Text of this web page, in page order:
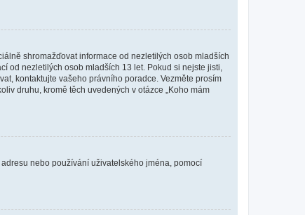
shromažďovat informace od nezletilých osob mladších
od nezletilých osob mladších 13 let. Pokud si nejste jisti,
kontaktujte vašeho právního poradce. Vezměte prosím
druhu, kromě těch uvedených v otázce „Koho mám
nebo používání uživatelského jména, pomocí